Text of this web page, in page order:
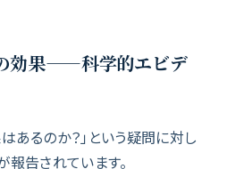
効果——科学的エビデ
あるのか？」という疑問に対し
告されています。